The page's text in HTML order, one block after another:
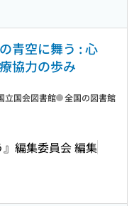
青空に舞う : 心
協力の歩み
』編集委員会 編集
立国会図書館 全国の図書館